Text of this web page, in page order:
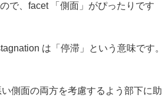
で、facet 「側面」がぴったりです
は「停滞」という意味です。
側面の両方を考慮するよう部下に助